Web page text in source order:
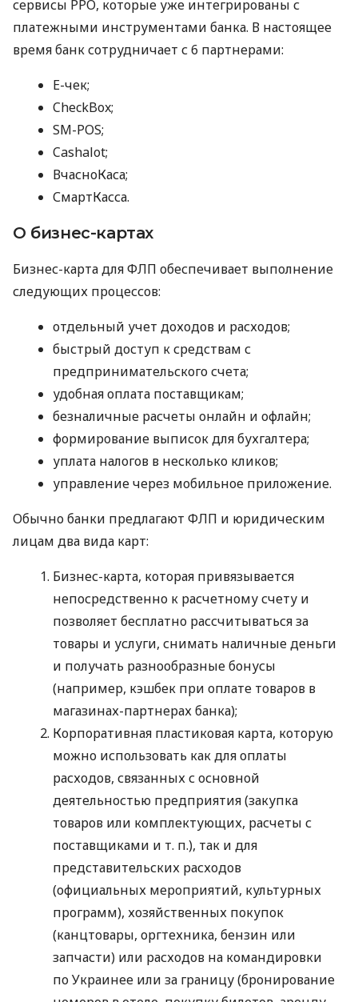
сервисы РРО, которые уже интегрированы с
платежными инструментами банка. В настоящее
время банк сотрудничает с 6 партнерами:
E-чек;
CheckBox;
SM-POS;
Cashalot;
ВчасноКаса;
СмартКасса.
О бизнес-картах
Бизнес-карта для ФЛП обеспечивает выполнение
следующих процессов:
отдельный учет доходов и расходов;
быстрый доступ к средствам с
предпринимательского счета;
удобная оплата поставщикам;
безналичные расчеты онлайн и офлайн;
формирование выписок для бухгалтера;
уплата налогов в несколько кликов;
управление через мобильное приложение.
Обычно банки предлагают ФЛП и юридическим
лицам два вида карт:
Бизнес-карта, которая привязывается
непосредственно к расчетному счету и
позволяет бесплатно рассчитываться за
товары и услуги, снимать наличные деньги
и получать разнообразные бонусы
(например, кэшбек при оплате товаров в
магазинах-партнерах банка);
Корпоративная пластиковая карта, которую
можно использовать как для оплаты
расходов, связанных с основной
деятельностью предприятия (закупка
товаров или комплектующих, расчеты с
поставщиками и т. п.), так и для
представительских расходов
(официальных мероприятий, культурных
программ), хозяйственных покупок
(канцтовары, оргтехника, бензин или
запчасти) или расходов на командировки
по Украинее или за границу (бронирование